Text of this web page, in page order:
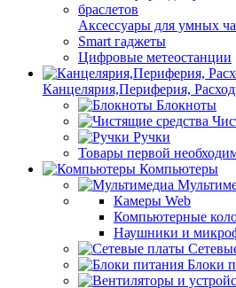
Аксессуары для умных
Smart гаджеты
Цифровые метеостанции
Канцелярия,Периферия,
Блокноты
Ручки
Товары первой
Компьютеры
Камеры Web
Компьютерные
Наушники и
Блоки